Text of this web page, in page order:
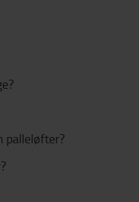
palleløfter?